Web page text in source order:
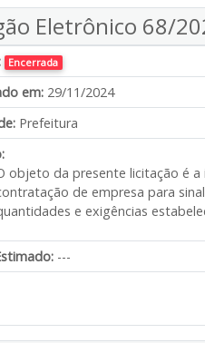
Eletrônico 68/
Encerrada
em: 29/11/2024
Prefeitura
objeto da presente licitação é a
de empresa para
e exigências
---